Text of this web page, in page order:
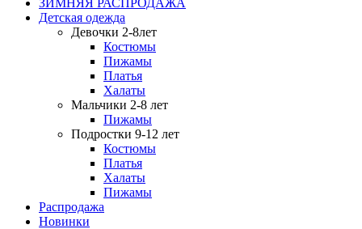
ЗИМНЯЯ РАСПРОДАЖА
Детская одежда
Девочки 2-8лет
Костюмы
Пижамы
Платья
Халаты
Мальчики 2-8 лет
Пижамы
Подростки 9-12 лет
Костюмы
Платья
Халаты
Пижамы
Распродажа
Новинки